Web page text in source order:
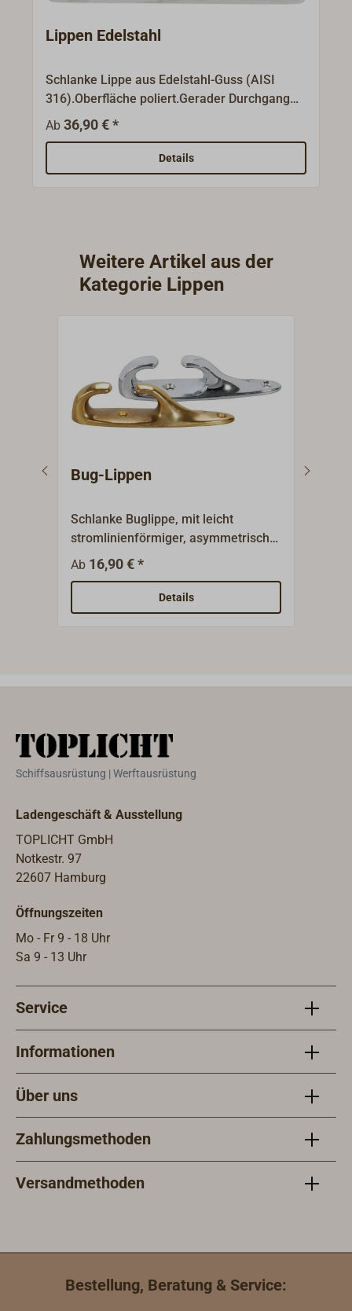
Lippen Edelstahl
Schlanke Lippe aus Edelstahl-Guss (AISI
316).Oberfläche poliert.Gerader Durchgang
mit überlappenden Nasen zur Sicherung der
Leine - wählen Sie die passende Version nach
Ab36,90 € *
Details
Weitere Artikel aus der
Kategorie Lippen
Bug-Lippen
Schlanke Buglippe, mit leicht
stromlinienförmiger, asymmetrischer
Grundplatte.Messing poliert oder
Messing verchromt.
Ab 16,90 € *
Details
Schiffsausrüstung | Werftausrüstung
Ladengeschäft & Ausstellung
TOPLICHT GmbH
Notkestr. 97
22607 Hamburg
Öffnungszeiten
Mo - Fr 9 - 18 Uhr
Sa 9 - 13 Uhr
Service
Informationen
Über uns
Zahlungsmethoden
Versandmethoden
Bestellung, Beratung & Service: